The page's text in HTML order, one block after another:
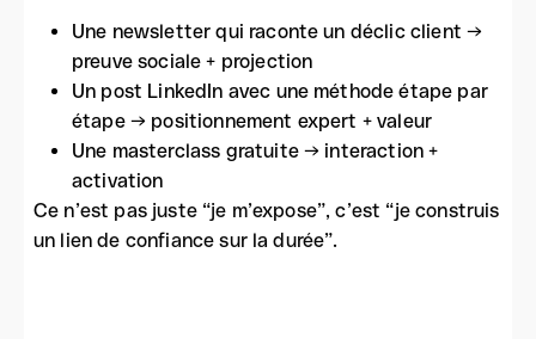
Une newsletter qui raconte un déclic client →
preuve sociale + projection
Un post LinkedIn avec une méthode étape par
étape → positionnement expert + valeur
Une masterclass gratuite → interaction +
activation
Ce n’est pas juste “je m’expose”, c’est “je construis
un lien de confiance sur la durée”.